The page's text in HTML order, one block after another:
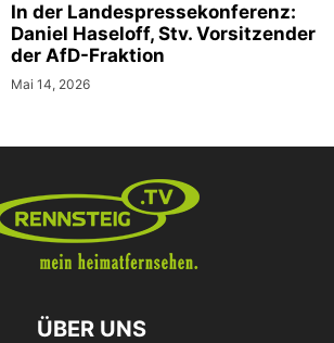
In der Landespressekonferenz:
Daniel Haseloff, Stv. Vorsitzender
der AfD-Fraktion
Mai 14, 2026
ÜBER UNS